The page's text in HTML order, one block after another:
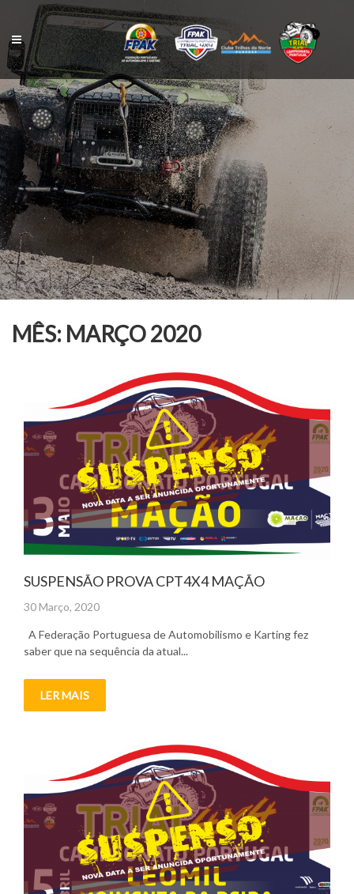
content
MÊS: MARÇO 2020
SUSPENSÃO PROVA CPT4X4 MAÇÃO
Posted
30 Março, 2020
A Federação Portuguesa de Automobilismo e Karting fez
saber que na sequência da atual...
LER MAIS